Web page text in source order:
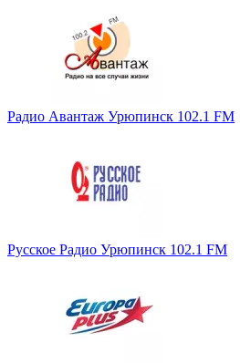
Радио Авантаж Урюпинск 102.1 FM
Русское Радио Урюпинск 102.1 FM